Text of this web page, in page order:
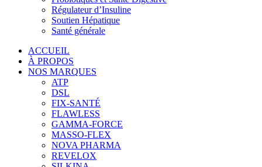
Régulateur d’Insuline
Soutien Hépatique
Santé générale
ACCUEIL
À PROPOS
NOS MARQUES
ATP
DSL
FIX-SANTÉ
FLAWLESS
GAMMA-FORCE
MASSO-FLEX
NOVA PHARMA
REVELOX